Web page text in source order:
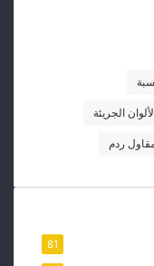
الجريئة
ردم
81